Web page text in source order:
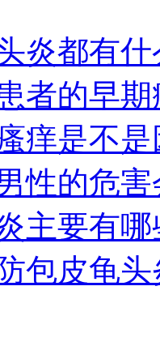
炎都有
者的早
痒是不
性的危
主要有
包皮龟